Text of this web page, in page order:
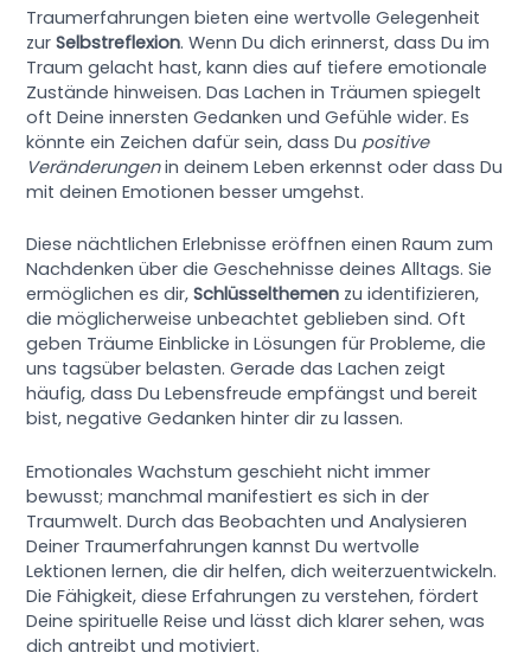
Traumerfahrungen bieten eine wertvolle Gelegenheit
zurSelbstreflexion. Wenn Du dich erinnerst, dass Du im
Traum gelacht hast, kann dies auf tiefere emotionale
Zustände hinweisen. Das Lachen in Träumen spiegelt
oft Deine innersten Gedanken und Gefühle wider. Es
könnte ein Zeichen dafür sein, dass Du positive
Veränderungenin deinem Leben erkennst oder dass Du
mit deinen Emotionen besser umgehst.
Diese nächtlichen Erlebnisse eröffnen einen Raum zum
Nachdenken über die Geschehnisse deines Alltags. Sie
ermöglichen es dir,Schlüsselthemen zu identifizieren,
die möglicherweise unbeachtet geblieben sind. Oft
geben Träume Einblicke in Lösungen für Probleme, die
uns tagsüber belasten. Gerade das Lachen zeigt
häufig, dass Du Lebensfreude empfängst und bereit
bist, negative Gedanken hinter dir zu lassen.
Emotionales Wachstum geschieht nicht immer
bewusst; manchmal manifestiert es sich in der
Traumwelt. Durch das Beobachten und Analysieren
Deiner Traumerfahrungen kannst Du wertvolle
Lektionen lernen, die dir helfen, dich weiterzuentwickeln.
Die Fähigkeit, diese Erfahrungen zu verstehen, fördert
Deine spirituelle Reise und lässt dich klarer sehen, was
dich antreibt und motiviert.